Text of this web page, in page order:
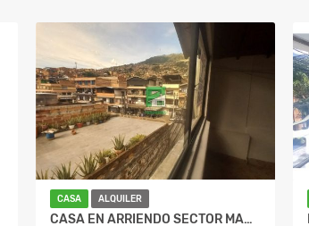
CASA ALQUILER
CASA EN ARRIENDO SECTOR MANRIQUE LA SALLE